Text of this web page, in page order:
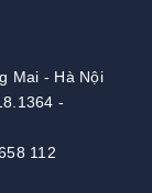
Mai - Hà Nội
-
112